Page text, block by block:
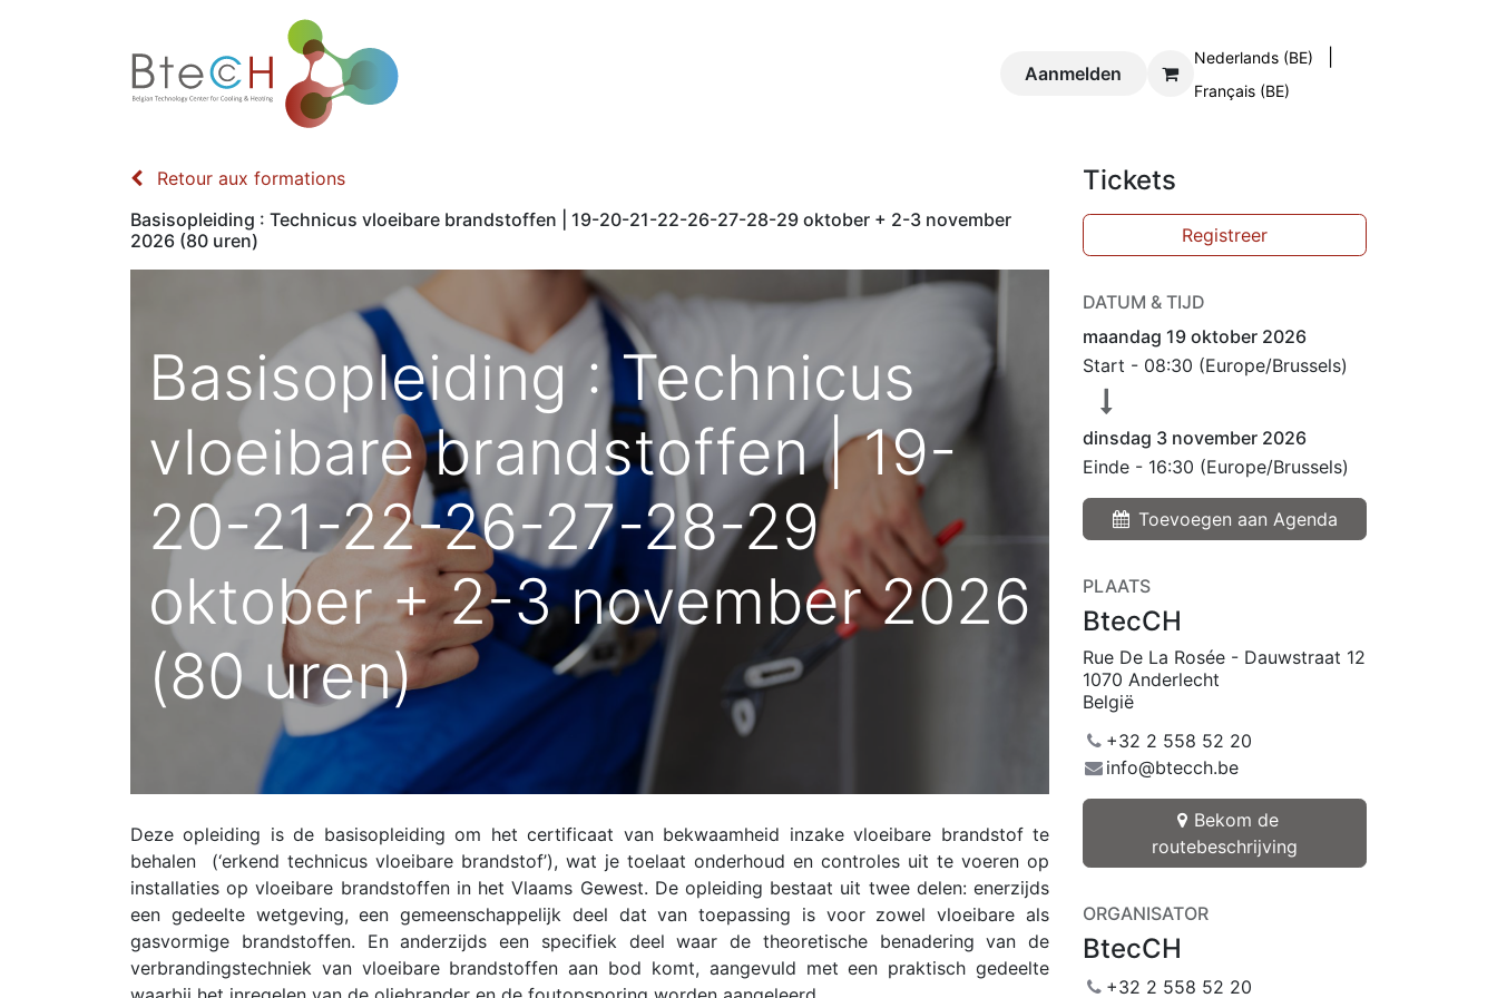
Contact
Aanmelden
Nederlands (BE)
Français (BE)
Retour aux formations
Basisopleiding : Technicus vloeibare brandstoffen | 19-20-21-22-26-27-28-29 oktober + 2-3 november
2026 (80 uren)
Basisopleiding : Technicus
vloeibare brandstoffen | 19-
20-21-22-26-27-28-29
oktober + 2-3 november 2026
(80 uren)
Deze opleiding is de basisopleiding om het certificaat van bekwaamheid inzake vloeibare brandstof te
behalen (‘erkend technicus vloeibare brandstof’), wat je toelaat onderhoud en controles uit te voeren op
installaties op vloeibare brandstoffen in het Vlaams Gewest. De opleiding bestaat uit twee delen: enerzijds
een gedeelte wetgeving, een gemeenschappelijk deel dat van toepassing is voor zowel vloeibare als
gasvormige brandstoffen. En anderzijds een specifiek deel waar de theoretische benadering van de
verbrandingstechniek van vloeibare brandstoffen aan bod komt, aangevuld met een praktisch gedeelte
Tickets
Registreer
DATUM & TIJD
maandag 19 oktober 2026
Start - 08:30 (Europe/Brussels)
dinsdag 3 november 2026
Einde - 16:30 (Europe/Brussels)
Toevoegen aan Agenda
PLAATS
BtecCH
Rue De La Rosée - Dauwstraat 12
1070 Anderlecht
België
+32 2 558 52 20
info@btecch.be
Bekom de
routebeschrijving
ORGANISATOR
BtecCH
+32 2 558 52 20